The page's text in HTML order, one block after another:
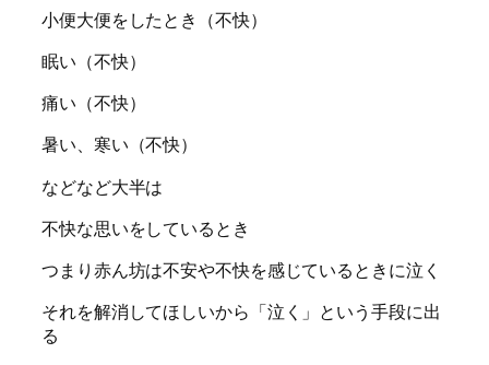
小便大便をしたとき（不快）
眠い（不快）
痛い（不快）
暑い、寒い（不快）
などなど大半は
不快な思いをしているとき
つまり赤ん坊は不安や不快を感じているときに泣く
それを解消してほしいから「泣く」という手段に出
る